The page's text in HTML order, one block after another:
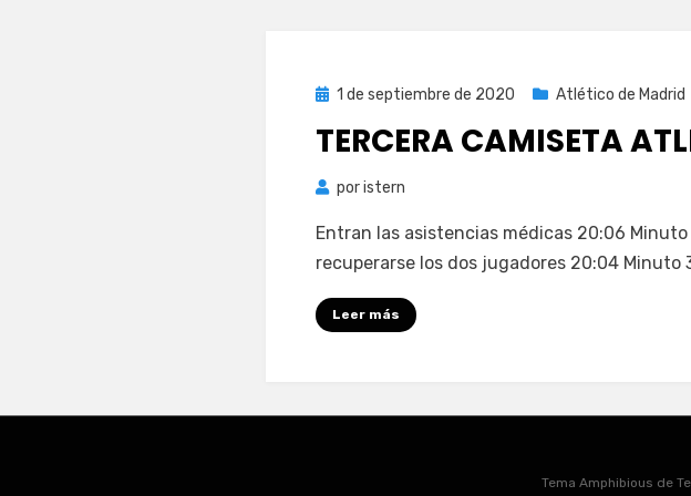
Publicada
1 de septiembre de 2020 Atlético de Madrid
TERCERA CAMISETA
poristern
Entran las asistencias médicas 20:06
recuperarse los dos jugadores 20:04 Minuto
Leer más
Tema Amphibious de